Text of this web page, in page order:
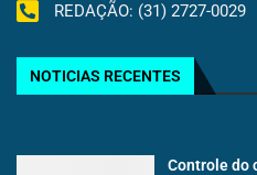
REDAÇÃO: (31) 2727-0029
NOTICIAS RECENTES
Controle do